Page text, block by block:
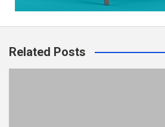
Related Posts